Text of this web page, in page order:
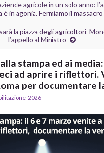
agricole in un solo anno:
è in agonia. Fermiamo il massacro
la piazza degli agricoltori:
l’appello al Ministro
stampa ed ai media:
ad aprire i riflettori.
per documentare
2026